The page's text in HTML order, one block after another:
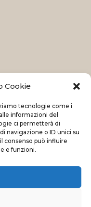
Cookie
tecnologie come i
informazioni del
ci permetterà di
navigazione o ID unici su
consenso può influire
e funzioni.
All rights reserved